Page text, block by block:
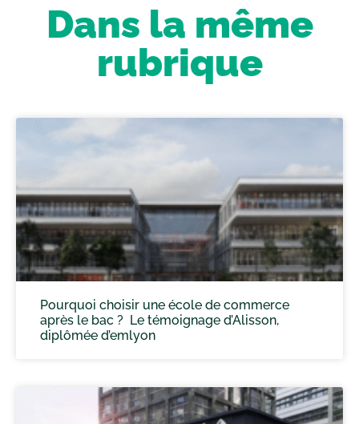
Dans la même
rubrique
Pourquoi choisir une école de commerce
après le bac ? Le témoignage d’Alisson,
diplômée d’emlyon